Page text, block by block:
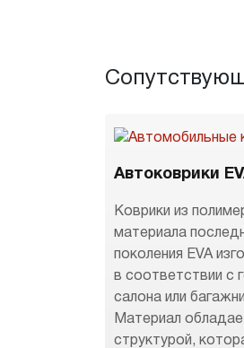
Автоковрики
Коврики из
материала
поколения EVA
в соответствии с
салона или
Материал
структурой,